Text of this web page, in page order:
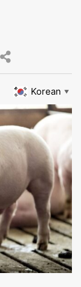
Korean ▼